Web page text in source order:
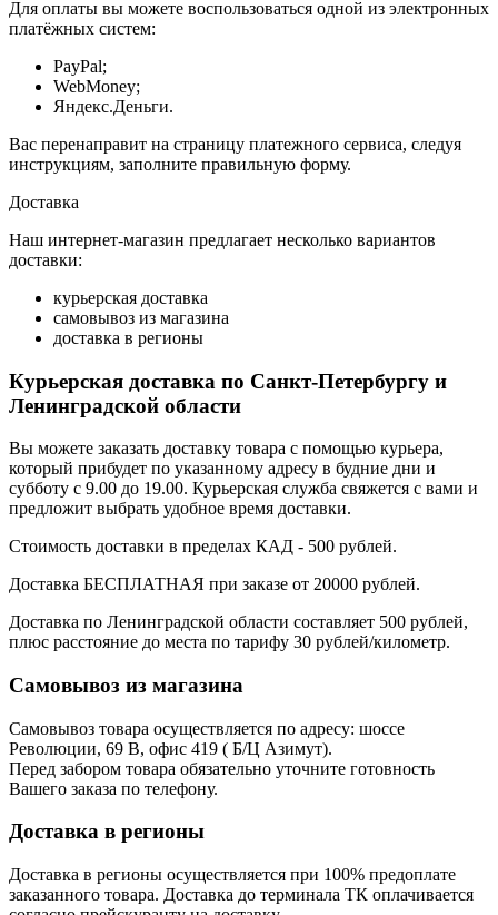
Для оплаты вы можете воспользоваться одной из электронных
платёжных систем:
PayPal;
WebMoney;
Яндекс.Деньги.
Вас перенаправит на страницу платежного сервиса, следуя
инструкциям, заполните правильную форму.
Доставка
Наш интернет-магазин предлагает несколько вариантов
доставки:
курьерская доставка
самовывоз из магазина
доставка в регионы
Курьерская доставка по Санкт-Петербургу и
Ленинградской области
Вы можете заказать доставку товара с помощью курьера,
который прибудет по указанному адресу в будние дни и
субботу с 9.00 до 19.00. Курьерская служба свяжется с вами и
предложит выбрать удобное время доставки.
Стоимость доставки в пределах КАД - 500 рублей.
Доставка БЕСПЛАТНАЯ при заказе от 20000 рублей.
Доставка по Ленинградской области составляет 500 рублей,
плюс расстояние до места по тарифу 30 рублей/километр.
Самовывоз из магазина
Самовывоз товара осуществляется по адресу: шоссе
Революции, 69 В, офис 419 ( Б/Ц Азимут).
Перед забором товара обязательно уточните готовность
Вашего заказа по телефону.
Доставка в регионы
Доставка в регионы осуществляется при 100% предоплате
заказанного товара. Доставка до терминала ТК оплачивается